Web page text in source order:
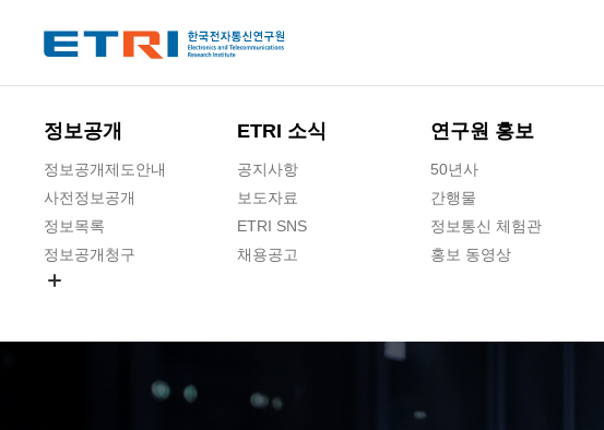
정보공개
정보공개제도안내
사전정보공개
정보목록
정보공개청구
ETRI 소식
공지사항
보도자료
ETRI SNS
채용공고
연구원 홍보
50년사
간행물
정보통신 체험관
홍보 동영상